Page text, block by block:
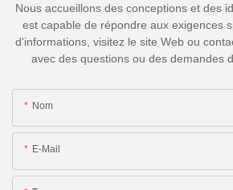
Nous accueillons des conceptions et des
est capable de répondre aux exigences
d'informations, visitez le site Web ou
avec des questions ou des demandes
Nom
E-Mail